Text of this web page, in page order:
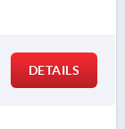
DETAILS